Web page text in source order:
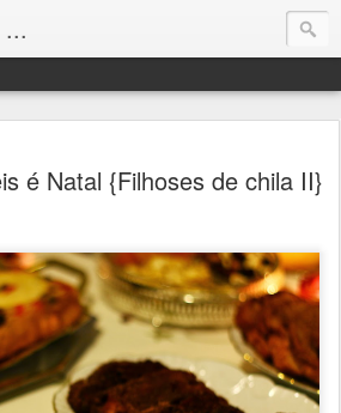
é Natal {Filhoses de chila II}